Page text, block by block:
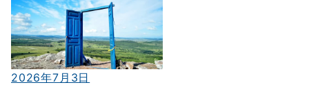
2026年7月3日